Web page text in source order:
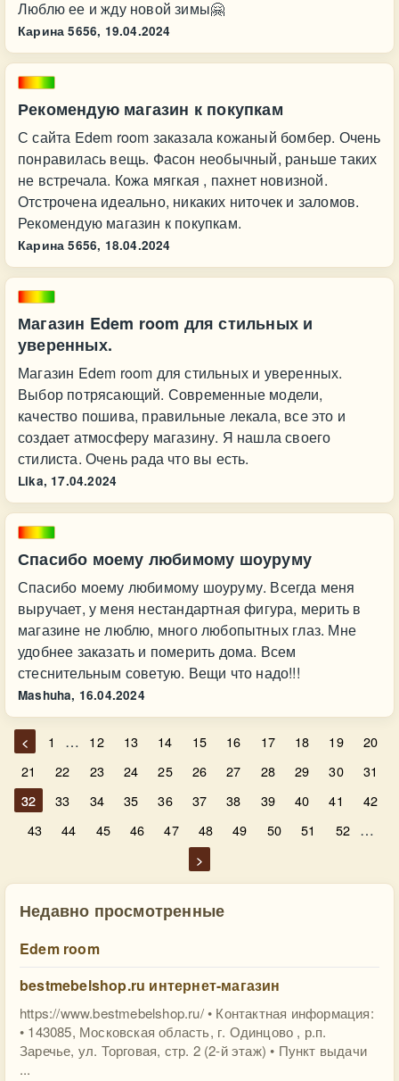
Люблю ее и жду новой зимы🤗
Карина 5656, 19.04.2024
Рекомендую магазин к покупкам
С сайта Edem room заказала кожаный бомбер. Очень
понравилась вещь. Фасон необычный, раньше таких
не встречала. Кожа мягкая , пахнет новизной.
Отстрочена идеально, никаких ниточек и заломов.
Рекомендую магазин к покупкам.
Карина 5656, 18.04.2024
Магазин Edem room для стильных и
уверенных.
Магазин Edem room для стильных и уверенных.
Выбор потрясающий. Современные модели,
качество пошива, правильные лекала, все это и
создает атмосферу магазину. Я нашла своего
стилиста. Очень рада что вы есть.
Lika, 17.04.2024
Спасибо моему любимому шоуруму
Спасибо моему любимому шоуруму. Всегда меня
выручает, у меня нестандартная фигура, мерить в
магазине не люблю, много любопытных глаз. Мне
удобнее заказать и померить дома. Всем
стеснительным советую. Вещи что надо!!!
Mashuha, 16.04.2024
< 1 … 12 13 14 15 16 17 18 19
20
21
22 23 24 25 26 27 28 29 30
31
32
33 34 35 36 37 38 39 40 41
42
43
44 45 46 47 48 49 50 51 52 …
>
Недавно просмотренные
Edem room
bestmebelshop.ru интернет-магазин
https://www.bestmebelshop.ru/ • Контактная информация:
• 143085, Московская область, г. Одинцово , р.п.
Заречье, ул. Торговая, стр. 2 (2-й этаж) • Пункт выдачи
...